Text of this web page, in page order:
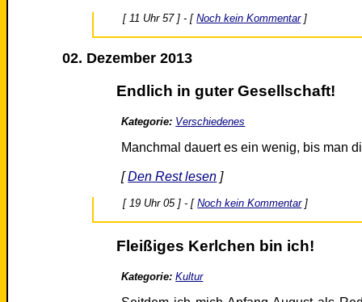
[ 11 Uhr 57 ] - [Noch kein Kommentar]
02. Dezember 2013
Endlich in guter Gesellschaft!
Kategorie: Verschiedenes
Manchmal dauert es ein wenig, bis man
[Den Rest lesen ]
[ 19 Uhr 05 ] - [Noch kein Kommentar]
Fleißiges Kerlchen bin ich!
Kategorie: Kultur